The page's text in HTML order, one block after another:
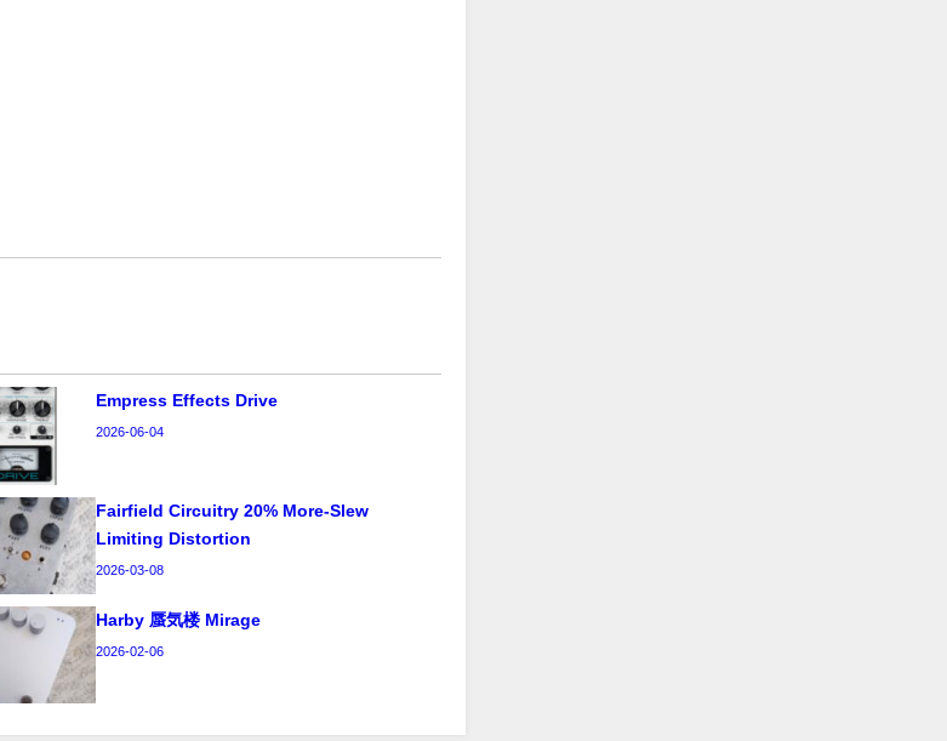
Empress Effects Drive
2026-06-04
Fairfield Circuitry 20% More-Slew
Limiting Distortion
2026-03-08
Harby 蜃気楼 Mirage
2026-02-06